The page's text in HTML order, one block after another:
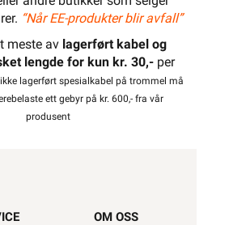
“Når EE-produkter blir avfall”
meste av lagerført kabel og
lengde for kun kr. 30,-per
lagerført spesialkabel på trommel må
ett gebyr på kr. 600,- fra vår
produsent
OM OSS